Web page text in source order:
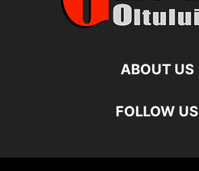
ABOUT US
FOLLOW US